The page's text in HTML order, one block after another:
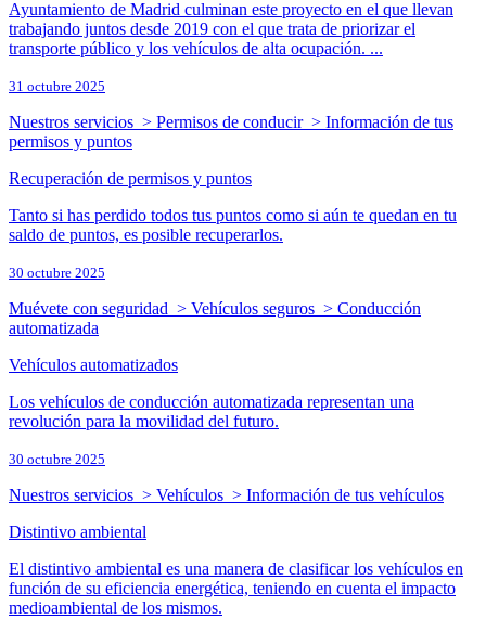
Ayuntamiento de Madrid culminan este proyecto en el que llevan
trabajando juntos desde 2019 con el que trata de priorizar el
transporte público y los vehículos de alta ocupación. ...
31 octubre 2025
Nuestros servicios > Permisos de conducir > Información de tus
permisos y puntos
Recuperación de permisos y puntos
Tanto si has perdido todos tus puntos como si aún te quedan en tu
saldo de puntos, es posible recuperarlos.
30 octubre 2025
Muévete con seguridad > Vehículos seguros > Conducción
automatizada
Vehículos automatizados
Los vehículos de conducción automatizada representan una
revolución para la movilidad del futuro.
30 octubre 2025
Nuestros servicios > Vehículos > Información de tus vehículos
Distintivo ambiental
El distintivo ambiental es una manera de clasificar los vehículos en
función de su eficiencia energética, teniendo en cuenta el impacto
medioambiental de los mismos.